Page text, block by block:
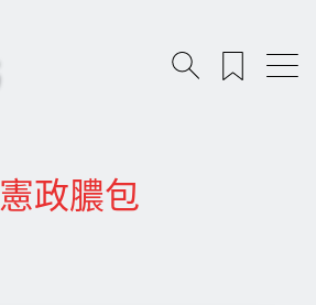
憲政膿包